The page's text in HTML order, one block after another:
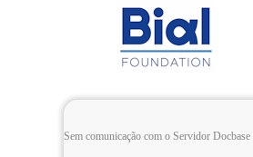
Sem comunicação com o Servidor Docbase